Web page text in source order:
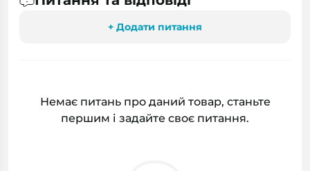
+ Додати питання
Немає питань про даний товар, станьте
першим і задайте своє питання.